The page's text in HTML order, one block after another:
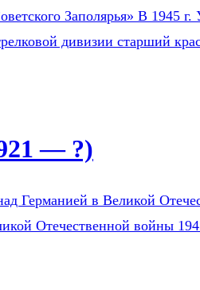
Заполярья» В 1945
дивизии старший
— ?)
в Великой
Отечественной войны